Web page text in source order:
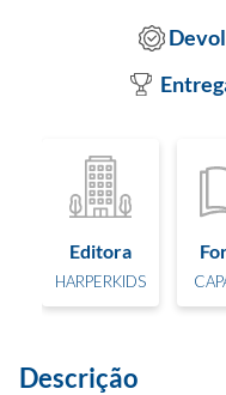
Editora
HARPERKIDS
Descrição